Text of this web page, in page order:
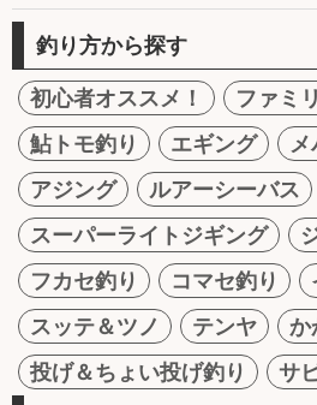
釣り方から探す
初心者オススメ！
ファミ
鮎トモ釣り
エギング
アジング
ルアーシーバス
スーパーライトジギング
フカセ釣り
コマセ釣り
スッテ＆ツノ
テンヤ
か
投げ＆ちょい投げ釣り
サ